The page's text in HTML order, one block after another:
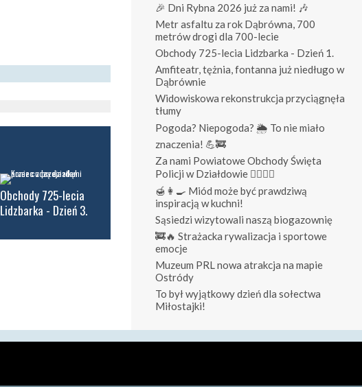
Obchody 725-lecia
Lidzbarka - Dzień 3.
🎉 Dni Rybna 2026 już za nami! 🎶
Metr asfaltu za rok Dąbrówna, 700
metrów drogi dla 700-lecie
Obchody 725-lecia Lidzbarka - Dzień 1.
Amfiteatr, tężnia, fontanna już niedługo w
Dąbrównie
Widowiskowa rekonstrukcja przyciągnęła
tłumy
Pogoda? Niepogoda? 🌦️ To nie miało
znaczenia! 💪🚒
Za nami Powiatowe Obchody Święta
Policji w Działdowie 👮‍♀️👮‍♂️
🍯👩‍🍳 Miód może być prawdziwą
inspiracją w kuchni!
Sąsiedzi wizytowali naszą biogazownię
🚒🔥 Strażacka rywalizacja i sportowe
emocje
Muzeum PRL nowa atrakcja na mapie
Ostródy
To był wyjątkowy dzień dla sołectwa
Miłostajki!